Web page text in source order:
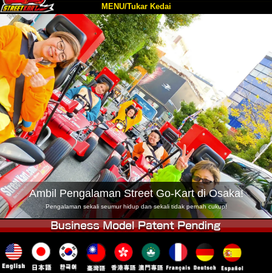
MENU/Tukar Kedai
UTAMA
Tentang Spesifikasi
Akses Suara Soalan Lazim
Syarikat Tempahan
Tukar Kedai
Tokyo Shinagawa Tokyo Akihabara#1
Tokyo Akihabara#2 Tokyo Shibuya
Tokyo Shibuya Annex Tokyo Bay
Tokyo Asakusa Osaka
Okinawa
Ambil Pengalaman Street Go-Kart di Osaka!
Pengalaman sekali seumur hidup dan sekali tidak pernah cukup!